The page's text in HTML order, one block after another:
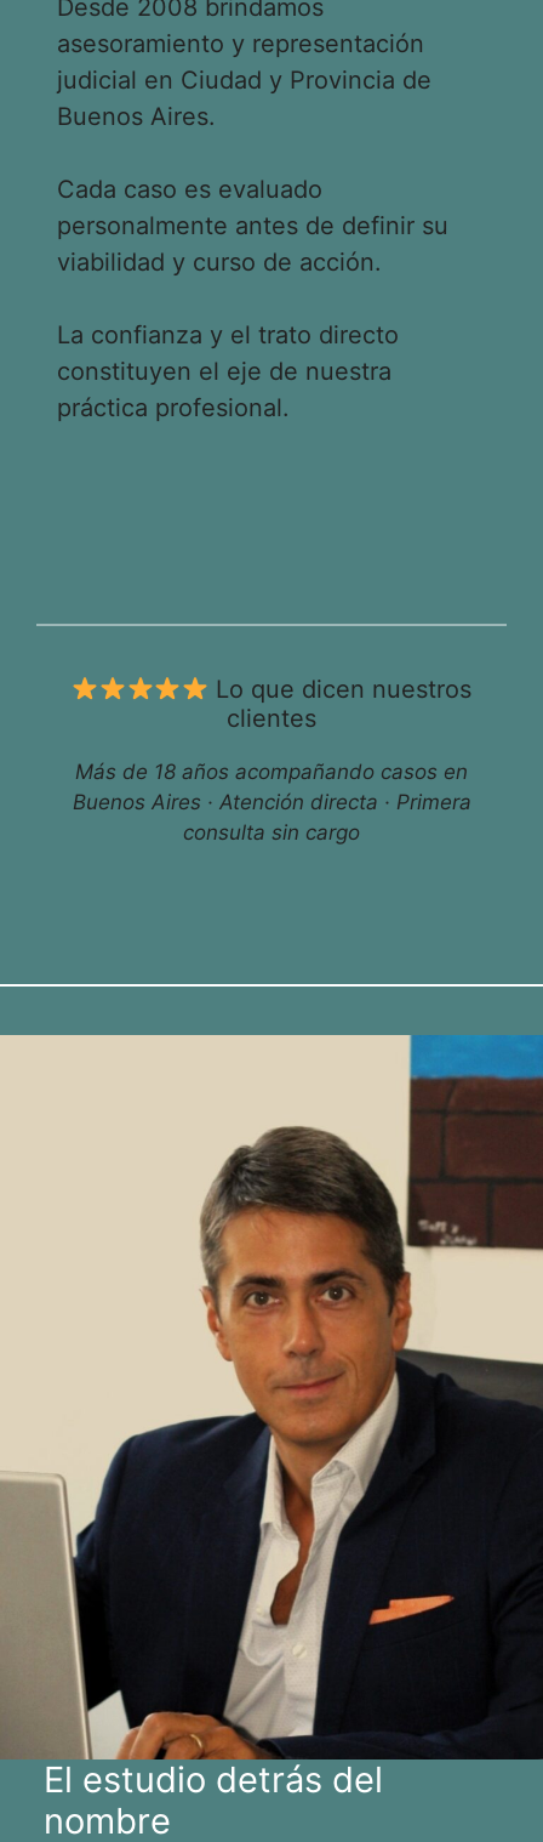
Desde 2008 brindamos
asesoramiento y representación
judicial en Ciudad y Provincia de
Buenos Aires.
Cada caso es evaluado
personalmente antes de definir su
viabilidad y curso de acción.
La confianza y el trato directo
constituyen el eje de nuestra
práctica profesional.
Lo que dicen nuestros
clientes
Más de 18 años acompañando casos en
Buenos Aires · Atención directa · Primera
consulta sin cargo
El estudio detrás del
nombre